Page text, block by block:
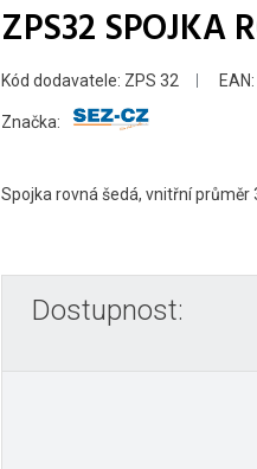
ZPS32 SPOJKA
Kód dodavatele: ZPS 32
Značka:
Spojka rovná šedá, vnitřní průměr
Dostupnost: